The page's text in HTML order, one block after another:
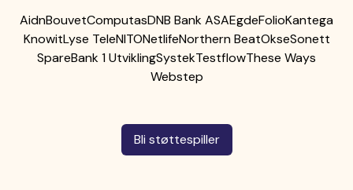
AidnBouvetComputasDNB Bank ASAEgdeFolioKantega
KnowitLyse TeleNITONetlifeNorthern BeatOkseSonett
SpareBank 1 UtviklingSystekTestflowThese Ways
Webstep
Bli støttespiller